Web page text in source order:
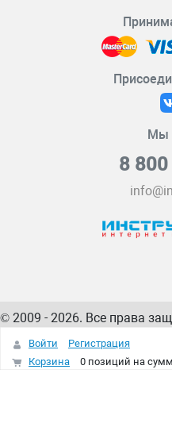
Мы
8
© 2009 - 2026. Все права
информация на сайте –
интернет-магазина
Войти
Регистрация
Корзина
0 позиций на